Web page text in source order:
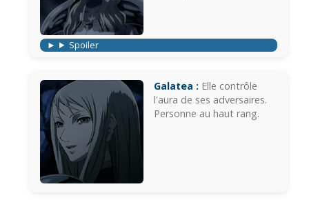
Spoiler
Galatea : Elle contrôle
l'aura de ses adversaires.
Personne au haut rang.